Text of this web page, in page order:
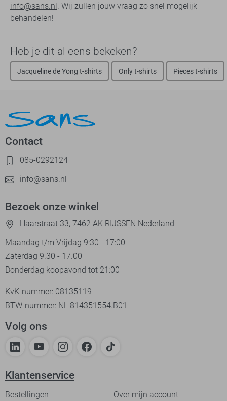
info@sans.nl. Wij zullen jouw vraag zo snel mogelijk
behandelen!
Heb je dit al eens bekeken?
Jacqueline de Yong t-shirts Only t-shirts Pieces t-shirts
Contact
085-0292124
info@sans.nl
Bezoek onze winkel
Haarstraat 33, 7462 AK RIJSSEN Nederland
Maandag t/m Vrijdag 9:30 - 17:00
Zaterdag 9.30 - 17.00
Donderdag koopavond tot 21:00
KvK-nummer: 08135119
BTW-nummer: NL 814351554.B01
Volg ons
Klantenservice
Bestellingen
Over mijn account